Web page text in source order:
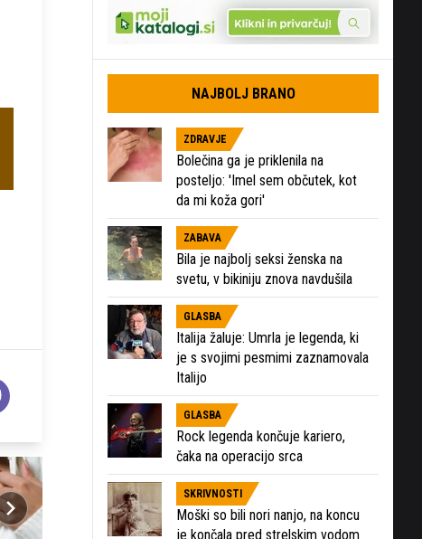
NAJBOLJ BRANO
ZDRAVJE
Bolečina ga je priklenila na
posteljo: 'Imel sem občutek, kot
da mi koža gori'
ZABAVA
Bila je najbolj seksi ženska na
svetu, v bikiniju znova navdušila
GLASBA
Italija žaluje: Umrla je legenda, ki
je s svojimi pesmimi zaznamovala
Italijo
GLASBA
Rock legenda končuje kariero,
čaka na operacijo srca
SKRIVNOSTI
Moški so bili nori nanjo, na koncu
je končala pred strelskim vodom